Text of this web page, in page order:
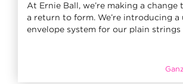
At Ernie Ball, we’re making a change
a return to form. We’re introducing a
envelope system for our plain strings